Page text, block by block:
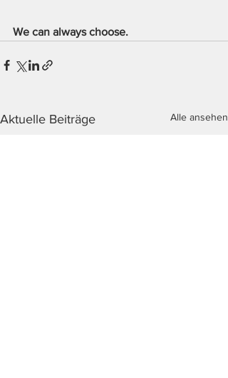
We can always choose.
Aktuelle Beiträge Alle ansehen